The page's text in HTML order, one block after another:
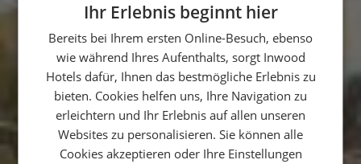
FRENCH
ENGLISH
SPANISH
GERMAN
ITALIAN
Ihr Erlebnis beginnt hier
Bereits bei Ihrem ersten Online-Besuch, ebenso
wie während Ihres Aufenthalts, sorgt Inwood
Hotels dafür, Ihnen das bestmögliche Erlebnis zu
bieten. Cookies helfen uns, Ihre Navigation zu
erleichtern und Ihr Erlebnis auf allen unseren
Websites zu personalisieren. Sie können alle
Cookies akzeptieren oder Ihre Einstellungen